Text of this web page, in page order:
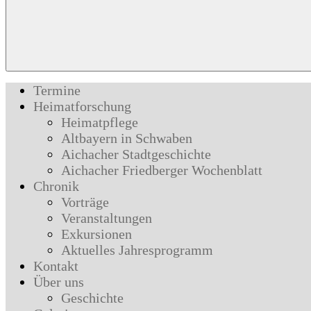
Termine
Heimatforschung
Heimatpflege
Altbayern in Schwaben
Aichacher Stadtgeschichte
Aichacher Friedberger Wochenblatt
Chronik
Vorträge
Veranstaltungen
Exkursionen
Aktuelles Jahresprogramm
Kontakt
Über uns
Geschichte